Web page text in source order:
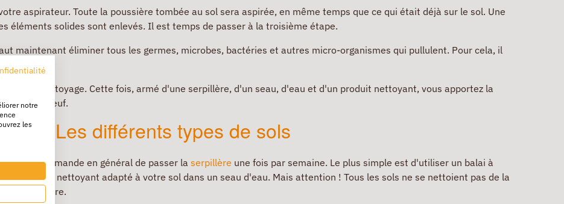
aspirateur. Toute la poussière tombée au sol sera aspirée, en même temps que ce qui était déjà sur le sol. Une
éléments solides sont enlevés. Il est temps de passer à la troisième étape.
maintenant éliminer tous les germes, microbes, bactéries et autres micro-organismes qui pullulent. Pour cela, il
: le nettoyage. Cette fois, armé d'une serpillère, d'un seau, d'eau et d'un produit nettoyant, vous apportez la
un sou neuf.
2 - Les différents types de sols
on recommande en général de passer la serpillère une fois par semaine. Le plus simple est d'utiliser un balai à
de produit nettoyant adapté à votre sol dans un seau d'eau. Mais attention ! Tous les sols ne se nettoient pas de la
la serpillère.
notre
les